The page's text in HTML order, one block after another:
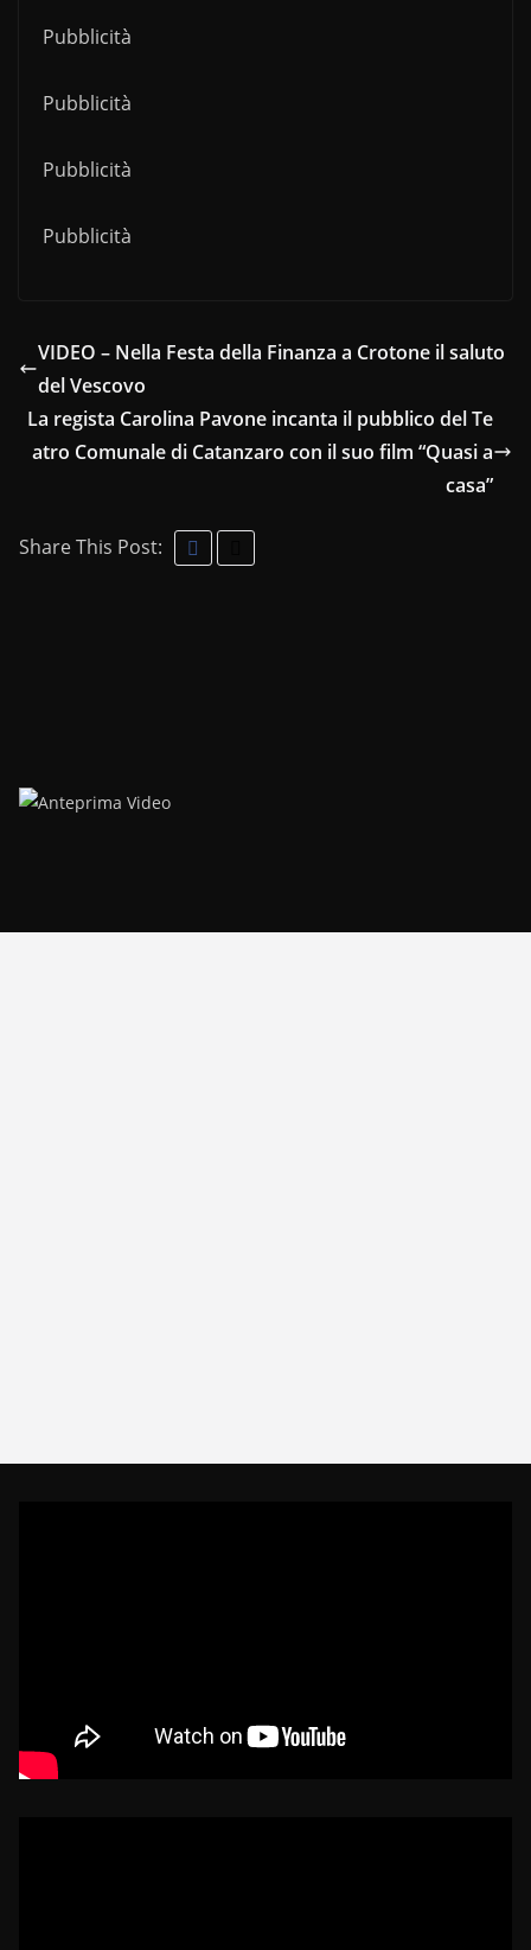
Pubblicità
Pubblicità
Pubblicità
Pubblicità
VIDEO – Nella Festa della Finanza a Crotone il saluto
del Vescovo
La regista Carolina Pavone incanta il pubblico del Te
atro Comunale di Catanzaro con il suo film “Quasi a
casa”
Share This Post: